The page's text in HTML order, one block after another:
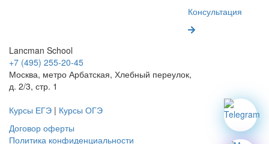
Консультация
Lancman School
+7 (495) 255-20-45
Москва, метро Арбатская, Хлебный переулок,
д. 2/3, стр. 1
Курсы ЕГЭ | Курсы ОГЭ
Договор оферты
Политика конфиденциальности